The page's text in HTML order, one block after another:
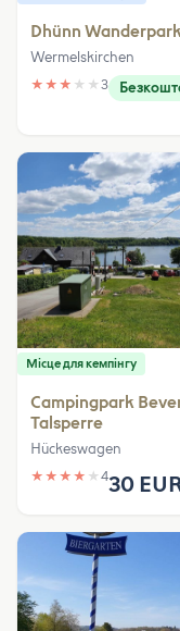
Dhünn
Wermelskirchen
★ ★ ★ ★ ★ 3
Місце для кемпінгу
Campingpark
Talsperre
Hückeswagen
★ ★ ★ ★ ★ 430